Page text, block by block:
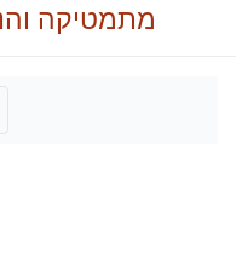
מתמטיקה